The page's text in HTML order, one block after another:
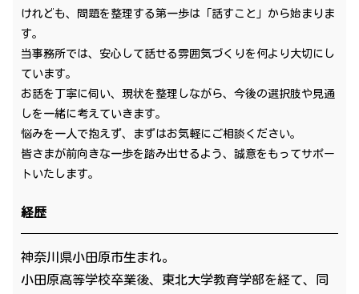
けれども、問題を整理する第一歩は「話すこと」から始まりま
す。
当事務所では、安心して話せる雰囲気づくりを何より大切にし
ています。
お話を丁寧に伺い、現状を整理しながら、今後の選択肢や見通
しを一緒に考えていきます。
悩みを一人で抱えず、まずはお気軽にご相談ください。
皆さまが前向きな一歩を踏み出せるよう、誠意をもってサポー
トいたします。
経歴
神奈川県小田原市生まれ。
小田原高等学校卒業後、東北大学教育学部を経て、同